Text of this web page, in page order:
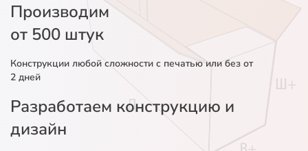
Производим
от 500 штук
Конструкции любой сложности с печатью или без от
2 дней
Разработаем конструкцию и
дизайн